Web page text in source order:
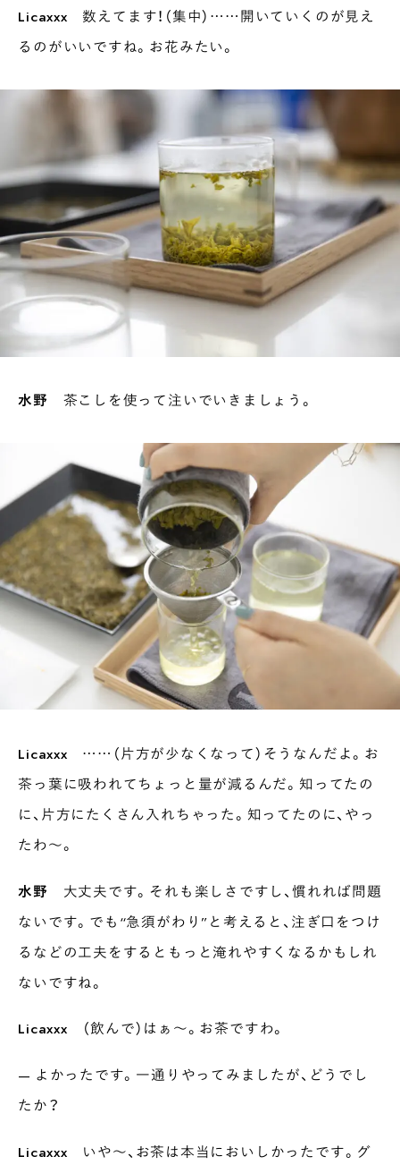
Licaxxx 数えてます！（集中）……開いていくのが見え
るのがいいですね。お花みたい。
水野 茶こしを使って注いでいきましょう。
Licaxxx ……（片方が少なくなって）そうなんだよ。お
茶っ葉に吸われてちょっと量が減るんだ。知ってたの
に、片方にたくさん入れちゃった。知ってたのに、やっ
たわ〜。
水野 大丈夫です。それも楽しさですし、慣れれば問題
ないです。でも“急須がわり”と考えると、注ぎ口をつけ
るなどの工夫をするともっと淹れやすくなるかもしれ
ないですね。
Licaxxx （飲んで）はぁ〜。お茶ですわ。
— よかったです。一通りやってみましたが、どうでし
たか？
Licaxxx いや〜、お茶は本当においしかったです。グ